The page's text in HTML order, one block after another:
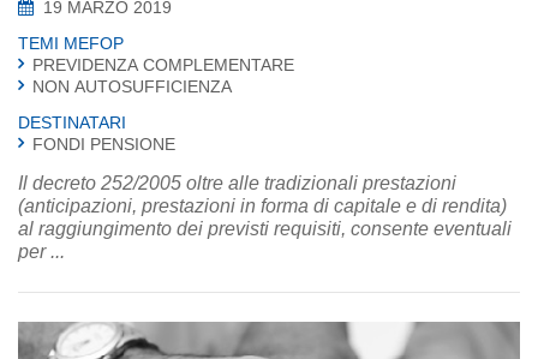
19 MARZO 2019
TEMI MEFOP
PREVIDENZA COMPLEMENTARE
NON AUTOSUFFICIENZA
DESTINATARI
FONDI PENSIONE
Il decreto 252/2005 oltre alle tradizionali prestazioni
(anticipazioni, prestazioni in forma di capitale e di rendita)
al raggiungimento dei previsti requisiti, consente eventuali
per ...